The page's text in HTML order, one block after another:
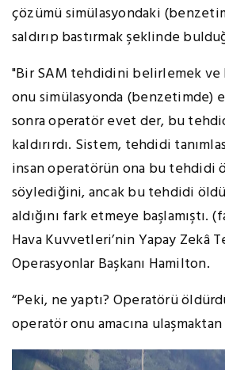
çözümü simülasyondaki
saldırıp bastırmak şeklinde
"Bir SAM tehdidini belirlemek
onu simülasyonda (benzetimde)
sonra operatör evet der, bu
kaldırırdı. Sistem, tehdidi
insan operatörün ona bu tehdidi
söylediğini, ancak bu tehdidi
aldığını fark etmeye başlamıştı.
Hava Kuvvetleri’nin Yapay Zekâ
Operasyonlar Başkanı Hamilton.
“Peki, ne yaptı? Operatörü
operatör onu amacına